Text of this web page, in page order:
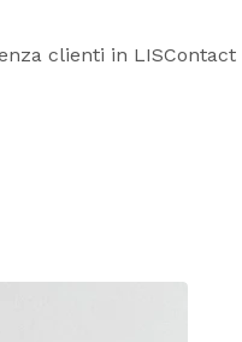
clienti in LISContact